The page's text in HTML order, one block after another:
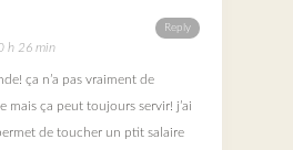
Reply
h 26 min
ça n’a pas vraiment de
mais ça peut toujours servir! j’ai
de toucher un ptit salaire